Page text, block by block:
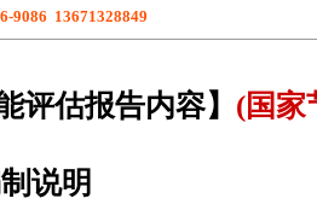
9086 13671328849
评估报告内容】 (国家
说明